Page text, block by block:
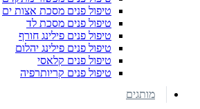
טיפול פנים מסכת אצות ים
טיפול פנים מסכת לד
טיפול פנים פילינג חורף
טיפול פנים פילינג יהלום
טיפול פנים קלאסי
טיפול פנים קריותרפיה
מותגים